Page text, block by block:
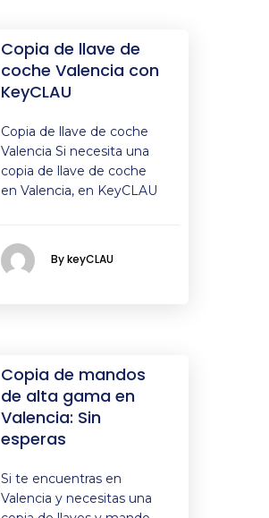
Copia de llave de
coche Valencia con
KeyCLAU
Copia de llave de coche
Valencia Si necesita una
copia de llave de coche
en Valencia, en KeyCLAU
By keyCLAU
Copia de mandos
de alta gama en
Valencia: Sin
esperas
Si te encuentras en
Valencia y necesitas una